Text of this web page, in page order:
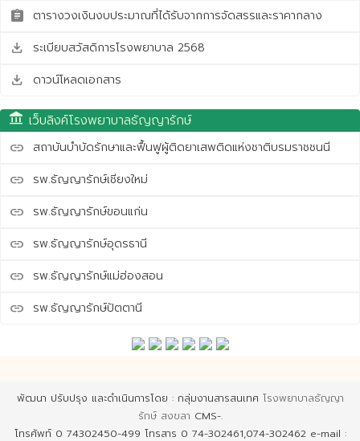
assignment ตารางวงเงินงบประมาณที่ได้รับจากการจัดสรรและราคากลาง
save_alt ระเบียบสวัสดิการโรงพยาบาล 2568
save_alt ดาวน์โหลดเอกสาร
account_balance เว็บลิงค์โรงพยาบาลธัญญารักษ์
link สถาบันบำบัดรักษาและฟื้นฟูผู้ติดยาเสพติดแห่งชาติบรมราชชนนี
link รพ.ธัญญารักษ์เชียงใหม่
link รพ.ธัญญารักษ์ขอนแก่น
link รพ.ธัญญารักษ์อุดรธานี
link รพ.ธัญญารักษ์แม่ฮ่องสอน
link รพ.ธัญญารักษ์ปัตตานี
พัฒนา ปรับปรุง และดำเนินการโดย : กลุ่มงานสารสนเทศ โรงพยาบาลธัญญา
รักษ์ สงขลา CMS-.
โทรศัพท์ 0 74302450-499 โทรสาร 0 74-302461,074-302462 e-mail :